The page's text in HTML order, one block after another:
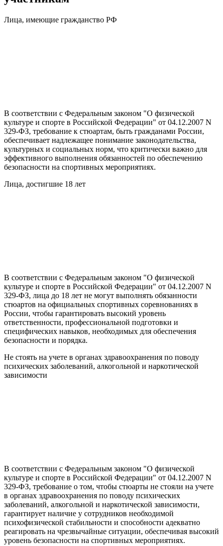
Лица, имеющие гражданство РФ
В соответствии с Федеральным законом "О физической
культуре и спорте в Российской Федерации" от 04.12.2007 N
329-ФЗ, требование к стюартам, быть гражданами России,
обеспечивает надлежащее понимание законодательства,
культурных и социальных норм, что критически важно для
эффективного выполнения обязанностей по обеспечению
безопасности на спортивных мероприятиях.
Лица, достигшие 18 лет
В соответствии с Федеральным законом "О физической
культуре и спорте в Российской Федерации" от 04.12.2007 N
329-ФЗ, лица до 18 лет не могут выполнять обязанности
стюартов на официальных спортивных соревнованиях в
России, чтобы гарантировать высокий уровень
ответственности, профессиональной подготовки и
специфических навыков, необходимых для обеспечения
безопасности и порядка.
Не стоять на учете в органах здравоохранения по поводу
психических заболеваний, алкогольной и наркотической
зависимости
В соответствии с Федеральным законом "О физической
культуре и спорте в Российской Федерации" от 04.12.2007 N
329-ФЗ, требование о том, чтобы стюарты не стояли на учете
в органах здравоохранения по поводу психических
заболеваний, алкогольной и наркотической зависимости,
гарантирует наличие у сотрудников необходимой
психофизической стабильности и способности адекватно
реагировать на чрезвычайные ситуации, обеспечивая высокий
уровень безопасности на спортивных мероприятиях.